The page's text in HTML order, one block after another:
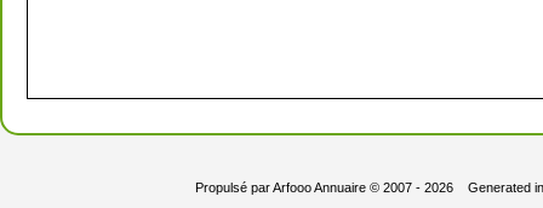
Propulsé parArfooo Annuaire© 2007 - 2026 Generated